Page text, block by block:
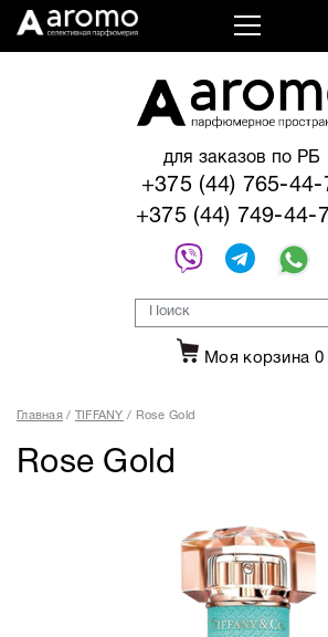
для заказов по РБ
+375 (44) 765-44-
+375 (44) 749-44-
Моя корзина 0
Главная TIFFANY Rose Gold
Rose Gold